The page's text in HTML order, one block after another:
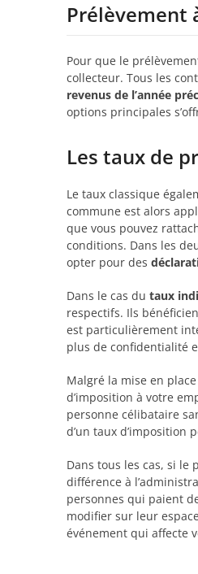
Prélèvement
Pour que le
collecteur. Tous les
revenus de l’année
options principales
Les taux de
Le taux classique
commune est alors
que vous pouvez
conditions. Dans les
opter pour des
Dans le cas du taux
respectifs. Ils
est particulièrement
plus de confidentialité
Malgré la mise en
d’imposition à votre
personne célibataire
d’un taux d’imposition
Dans tous les cas, si
différence à
personnes qui paient
modifier sur leur
événement qui affecte